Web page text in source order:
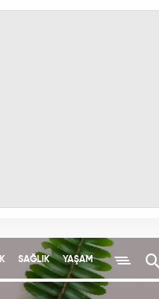
SAĞLIK YAŞAM